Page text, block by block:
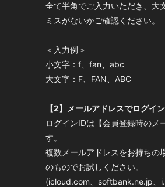
会員登録
全て半角でご入力いただき、大
ミスがないかご確認ください。
＜入力例＞
小文字：f、fan、abc
大文字：F、FAN、ABC
【2】メールアドレスでログイ
ログインIDは【会員登録時のメ
す。
複数メールアドレスをお持ちの
のものでお試しください。
(icloud.com、softbank.ne.jp、